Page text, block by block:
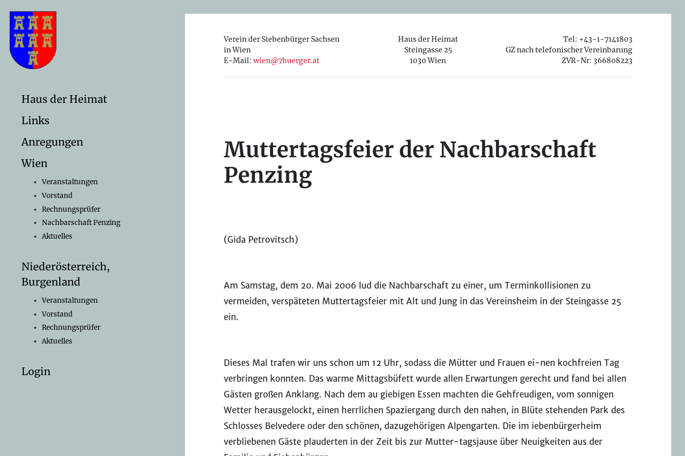
Haus der Heimat
Links
Anregungen
Wien
Veranstaltungen
Vorstand
Rechnungsprüfer
Nachbarschaft Penzing
Aktuelles
Niederösterreich,
Burgenland
Veranstaltungen
Vorstand
Rechnungsprüfer
Aktuelles
Login
Verein der Siebenbürger Sachsen
in Wien
E-Mail:wien@7buerger.at
Haus der Heimat
Steingasse 25
1030 Wien
Tel: +43-1-7141803
GZ nach telefonischer Vereinbarung
ZVR-Nr: 366808223
Muttertagsfeier der Nachbarschaft
Penzing
(Gida Petrovitsch)
Am Samstag, dem 20. Mai 2006 lud die Nachbarschaft zu einer, um Terminkollisionen zu
vermeiden, verspäteten Muttertagsfeier mit Alt und Jung in das Vereinsheim in der Steingasse 25
ein.
Dieses Mal trafen wir uns schon um 12 Uhr, sodass die Mütter und Frauen ei-nen kochfreien Tag
verbringen konnten. Das warme Mittagsbüfett wurde allen Erwartungen gerecht und fand bei allen
Gästen großen Anklang. Nach dem au giebigen Essen machten die Gehfreudigen, vom sonnigen
Wetter herausgelockt, einen herrlichen Spaziergang durch den nahen, in Blüte stehenden Park des
Schlosses Belvedere oder den schönen, dazugehörigen Alpengarten. Die im iebenbürgerheim
verbliebenen Gäste plauderten in der Zeit bis zur Mutter-tagsjause über Neuigkeiten aus der